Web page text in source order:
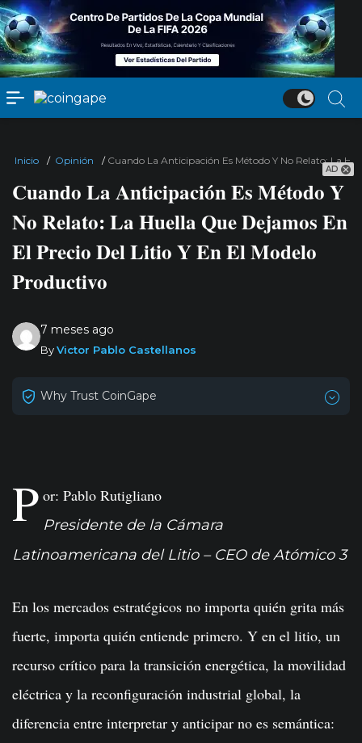
AD
Inicio / Opinión / Cuando La Anticipación Es Método Y No Relato: La
Cuando La Anticipación Es Método Y
No Relato: La Huella Que Dejamos En
El Precio Del Litio Y En El Modelo
Productivo
7 meses ago
ByVictor Pablo Castellanos
Why Trust CoinGape
P or: Pablo Rutigliano
Presidente de la Cámara
Latinoamericana del Litio – CEO de Atómico 3
En los mercados estratégicos no importa quién grita más
fuerte, importa quién entiende primero. Y en el litio, un
recurso crítico para la transición energética, la movilidad
eléctrica y la reconfiguración industrial global, la
diferencia entre interpretar y anticipar no es semántica: